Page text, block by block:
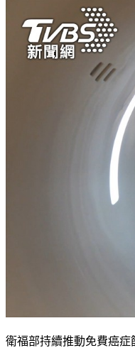
衛福部持續推動免費癌症